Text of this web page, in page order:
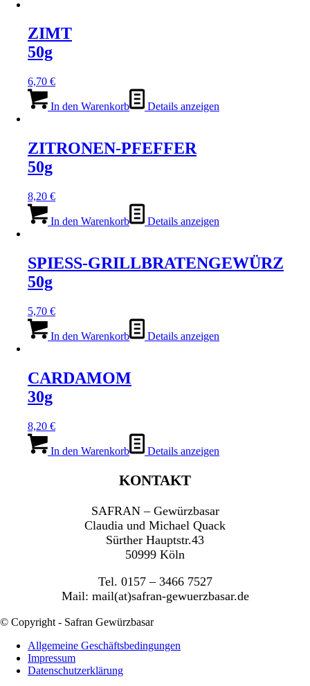
ZIMT
50g
6,70 €
In den Warenkorb Details anzeigen
ZITRONEN-PFEFFER
50g
8,20 €
In den Warenkorb Details anzeigen
SPIESS-GRILLBRATENGEWÜRZ
50g
5,70 €
In den Warenkorb Details anzeigen
CARDAMOM
30g
8,20 €
In den Warenkorb Details anzeigen
KONTAKT
SAFRAN – Gewürzbasar
Claudia und Michael Quack
Sürther Hauptstr.43
50999 Köln
Tel. 0157 – 3466 7527
Mail: mail(at)safran-gewuerzbasar.de
© Copyright - Safran Gewürzbasar
Allgemeine Geschäftsbedingungen
Impressum
Datenschutzerklärung